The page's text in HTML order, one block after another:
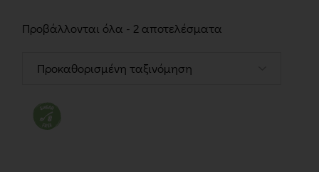
Προβάλλονται όλα - 2 αποτελέσματα